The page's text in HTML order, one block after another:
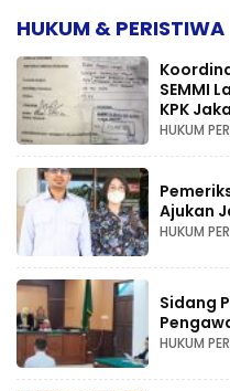
HUKUM & PERISTIWA
SEMMI
KPK
HUKUM
Ajukan
HUKUM
Sidang
HUKUM